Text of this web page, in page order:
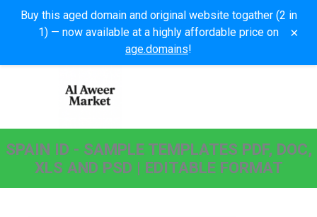
Buy this aged domain and original website togather (2 in
1) — now available at a highly affordable price on
age.domains!
×
SPAIN ID - SAMPLE TEMPLATES PDF, DOC,
XLS AND PSD | EDITABLE FORMAT